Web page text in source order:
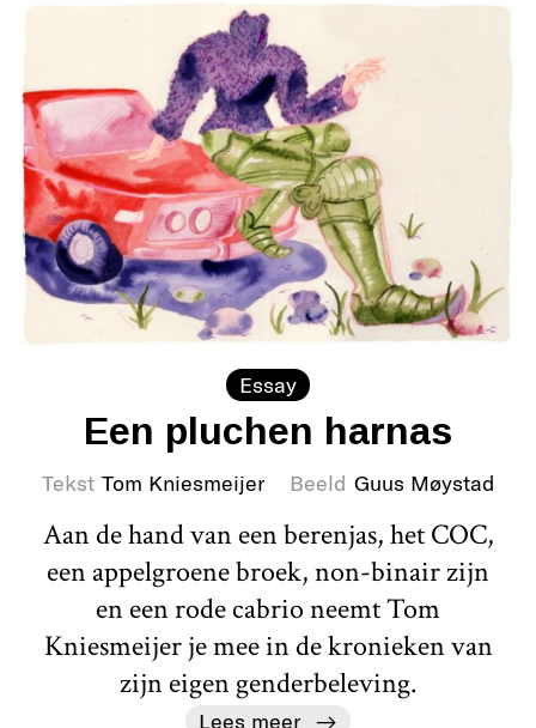
Essay
Een pluchen harnas
Tekst Tom Kniesmeijer Beeld Guus Møystad
Aan de hand van een berenjas, het COC,
een appelgroene broek, non-binair zijn
en een rode cabrio neemt Tom
Kniesmeijer je mee in de kronieken van
zijn eigen genderbeleving.
Lees meer